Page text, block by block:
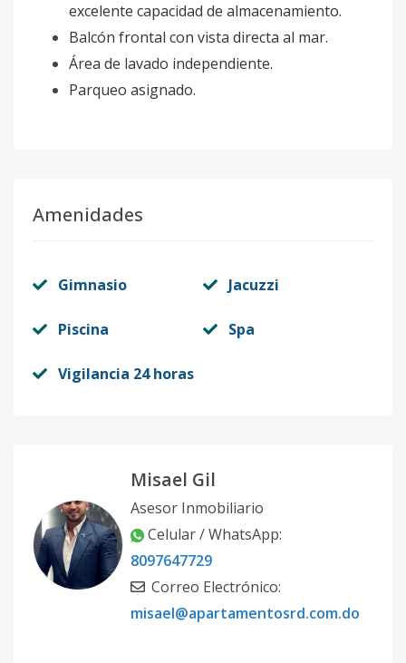
excelente capacidad de almacenamiento.
Balcón frontal con vista directa al mar.
Área de lavado independiente.
Parqueo asignado.
Amenidades
Gimnasio Jacuzzi
Piscina Spa
Vigilancia 24 horas
Misael Gil
Asesor Inmobiliario
Celular / WhatsApp:
8097647729
Correo Electrónico:
misael@apartamentosrd.com.do